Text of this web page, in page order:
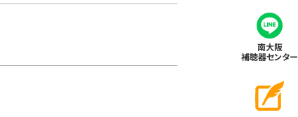
南大阪
補聴器センター